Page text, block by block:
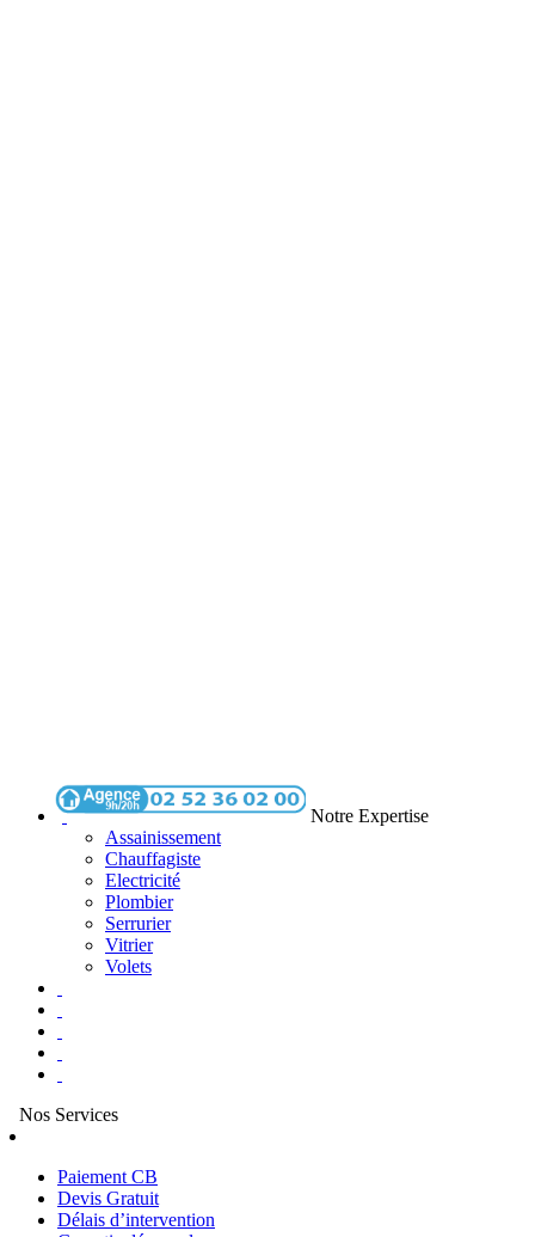
Notre Expertise
Assainissement
Chauffagiste
Electricité
Plombier
Serrurier
Vitrier
Volets
Nos Services
Paiement CB
Devis Gratuit
Délais d’intervention